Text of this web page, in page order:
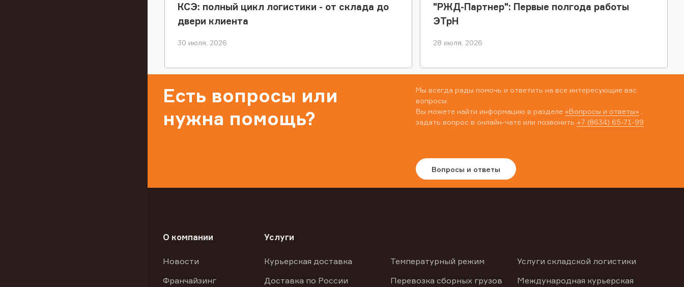
КСЭ: полный цикл логистики - от склада до
двери клиента
30 июля, 2026
"РЖД-Партнер": Первые полгода работы
ЭТрН
28 июля, 2026
Есть вопросы или
нужна помощь?
Мы всегда рады помочь и ответить на все интересующие вас
вопросы.
Вы можете найти информацию в разделе «Вопросы и ответы»
задать вопрос в онлайн-чате или позвонить +7 (8634) 65-71-99
Вопросы и ответы
О компании
Новости
Франчайзинг
Услуги
Курьерская доставка
Доставка по России
Температурный режим
Перевозка сборных грузов
Услуги складской логистики
Международная курьерская